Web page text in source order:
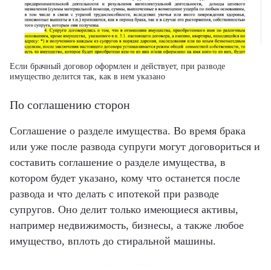
Если брачный договор оформлен и действует, при разводе
имущество делится так, как в нем указано
По соглашению сторон
Соглашение о разделе имущества. Во время брака
или уже после развода супруги могут договориться и
составить соглашение о разделе имущества, в
котором будет указано, кому что останется после
развода и что делать с ипотекой при разводе
супругов. Оно делит только имеющиеся активы,
например недвижимость, бизнесы, а также любое
имущество, вплоть до стиральной машины.